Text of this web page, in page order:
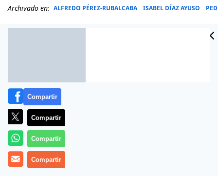
Archivado en: ALFREDO PÉREZ-RUBALCABA ISABEL DÍAZ AYUSO
Más información
Compartir
Compartir
Compartir
Compartir